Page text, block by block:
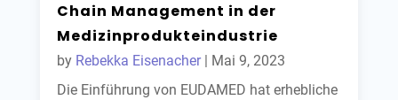
Chain Management in der
Medizinprodukteindustrie
by Rebekka Eisenacher| Mai 9, 2023
Die Einführung von EUDAMED hat erhebliche